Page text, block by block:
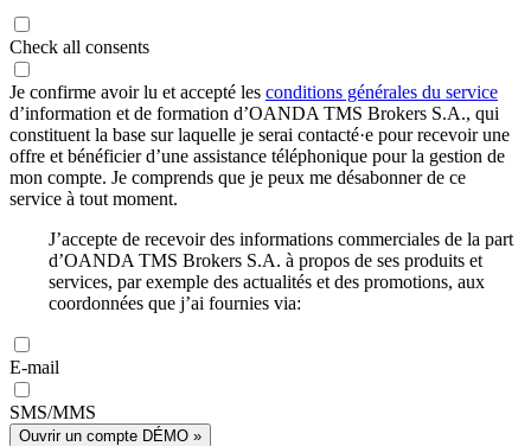
Check all consents
Je confirme avoir lu et accepté les conditions générales du service
d’information et de formation d’OANDA TMS Brokers S.A., qui
constituent la base sur laquelle je serai contacté·e pour recevoir une
offre et bénéficier d’une assistance téléphonique pour la gestion de
mon compte. Je comprends que je peux me désabonner de ce
service à tout moment.
J’accepte de recevoir des informations commerciales de la part
d’OANDA TMS Brokers S.A. à propos de ses produits et
services, par exemple des actualités et des promotions, aux
coordonnées que j’ai fournies via:
E-mail
SMS/MMS
Ouvrir un compte DÉMO »